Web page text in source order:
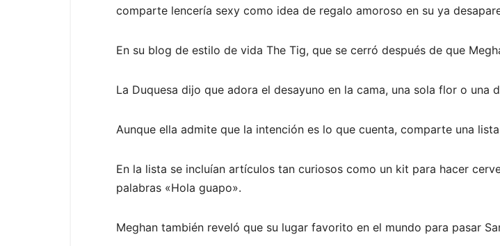
comparte lencería sexy como idea de regalo amoroso en su ya
En su blog de estilo de vida The Tig, que se cerró después de que
La Duquesa dijo que adora el desayuno en la cama, una sola flor o una
Aunque ella admite que la intención es lo que cuenta, comparte una
En la lista se incluían artículos tan curiosos como un kit para hacer
palabras «Hola guapo».
Meghan también reveló que su lugar favorito en el mundo para pasar